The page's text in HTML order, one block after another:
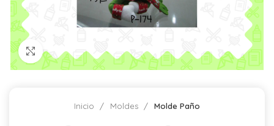
Click para agrandar
Inicio Moldes Molde Paño